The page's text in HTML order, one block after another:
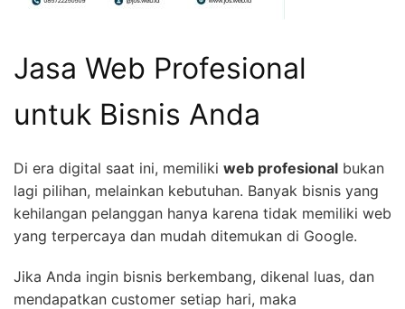
Jasa Web Profesional
untuk Bisnis Anda
Di era digital saat ini, memiliki web profesional bukan
lagi pilihan, melainkan kebutuhan. Banyak bisnis yang
kehilangan pelanggan hanya karena tidak memiliki web
yang terpercaya dan mudah ditemukan di Google.
Jika Anda ingin bisnis berkembang, dikenal luas, dan
mendapatkan customer setiap hari, maka